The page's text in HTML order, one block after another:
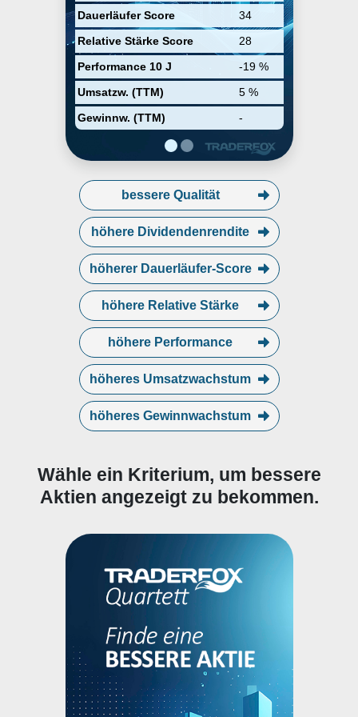
Dauerläufer Score
34
Relative Stärke Score
28
Performance 10 J
-19 %
Umsatzw. (TTM)
5 %
Gewinnw. (TTM)
-
bessere Qualität
höhere Dividendenrendite
höherer Dauerläufer-Score
höhere Relative Stärke
höhere Performance
höheres Umsatzwachstum
höheres Gewinnwachstum
Wähle ein Kriterium, um bessere
Aktien angezeigt zu bekommen.